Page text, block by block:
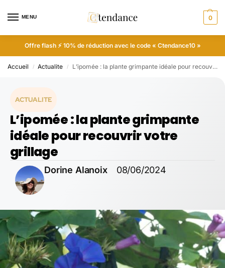
MENU 0
Offre flash ⚡ 10% de réduction avec le code « Ctendance10 »
Accueil / Actualite / L’ipomée : la plante grimpante idéale pour recouvrir votre grillage
ACTUALITE
L’ipomée : la plante grimpante
idéale pour recouvrir votre
grillage
Dorine Alanoix 08/06/2024